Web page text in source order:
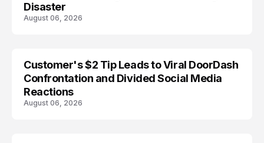
Disaster
August 06, 2026
Customer's $2 Tip Leads to Viral DoorDash
Confrontation and Divided Social Media
Reactions
August 06, 2026